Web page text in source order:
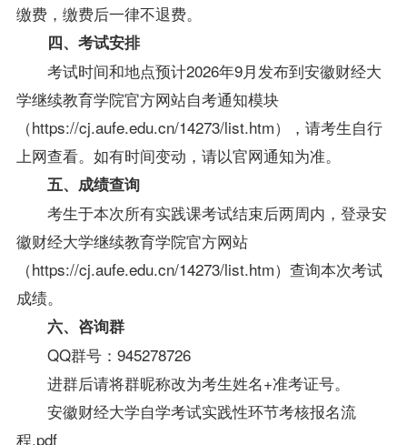
缴费，缴费后一律不退费。
四、考试安排
考试时间和地点预计2026年9月发布到安徽财经大
学继续教育学院官方网站自考通知模块
（https://cj.aufe.edu.cn/14273/list.htm），请考生自行
上网查看。如有时间变动，请以官网通知为准。
五、成绩查询
考生于本次所有实践课考试结束后两周内，登录安
徽财经大学继续教育学院官方网站
（https://cj.aufe.edu.cn/14273/list.htm）查询本次考试
成绩。
六、 咨询群
QQ群号： 945278726
进群后请将群昵称改为考生姓名+准考证号。
安徽财经大学自学考试实践性环节考核报名流
程.pdf